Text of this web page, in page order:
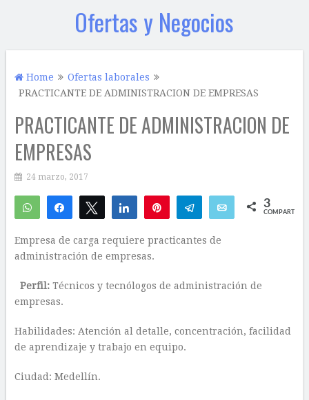
Ofertas y Negocios
Home
Ofertas laborales
PRACTICANTE DE ADMINISTRACION DE EMPRESAS
PRACTICANTE DE ADMINISTRACION DE
EMPRESAS
24 marzo, 2017
WhatsAppCompartirTwittear Compartir Telegram Email 3
COMPARTIR
Empresa de carga requiere practicantes de
administración de empresas.
Perfil: Técnicos y tecnólogos de administración de
empresas.
Habilidades: Atención al detalle, concentración, facilidad
de aprendizaje y trabajo en equipo.
Ciudad: Medellín.